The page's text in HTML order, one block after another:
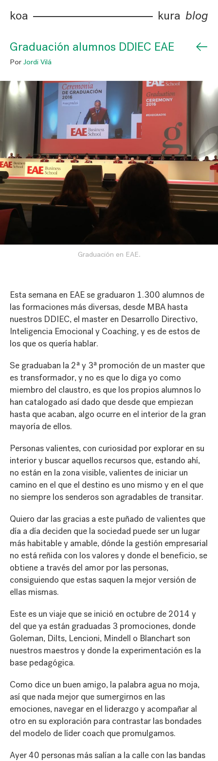
koa kura blog
Graduación alumnos DDIEC EAE ←
Por Jordi Vilá
Graduación en EAE.
Esta semana en EAE se graduaron 1.300 alumnos de
las formaciones más diversas, desde MBA hasta
nuestros DDIEC, el master en Desarrollo Directivo,
Inteligencia Emocional y Coaching, y es de estos de
los que os quería hablar.
Se graduaban la 2ª y 3ª promoción de un master que
es transformador, y no es que lo diga yo como
miembro del claustro, es que los propios alumnos lo
han catalogado así dado que desde que empiezan
hasta que acaban, algo ocurre en el interior de la gran
mayoría de ellos.
Personas valientes, con curiosidad por explorar en su
interior y buscar aquellos recursos que, estando ahí,
no están en la zona visible, valientes de iniciar un
camino en el que el destino es uno mismo y en el que
no siempre los senderos son agradables de transitar.
Quiero dar las gracias a este puñado de valientes que
día a día deciden que la sociedad puede ser un lugar
más habitable y amable, dónde la gestión empresarial
no está reñida con los valores y donde el beneficio, se
obtiene a través del amor por las personas,
consiguiendo que estas saquen la mejor versión de
ellas mismas.
Este es un viaje que se inició en octubre de 2014 y
del que ya están graduadas 3 promociones, donde
Goleman, Dilts, Lencioni, Mindell o Blanchart son
nuestros maestros y donde la experimentación es la
base pedagógica.
Como dice un buen amigo, la palabra agua no moja,
así que nada mejor que sumergirnos en las
emociones, navegar en el liderazgo y acompañar al
otro en su exploración para contrastar las bondades
del modelo de líder coach que promulgamos.
Ayer 40 personas más salían a la calle con las bandas